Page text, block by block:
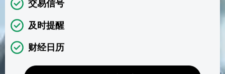
交易信号
及时提醒
财经日历